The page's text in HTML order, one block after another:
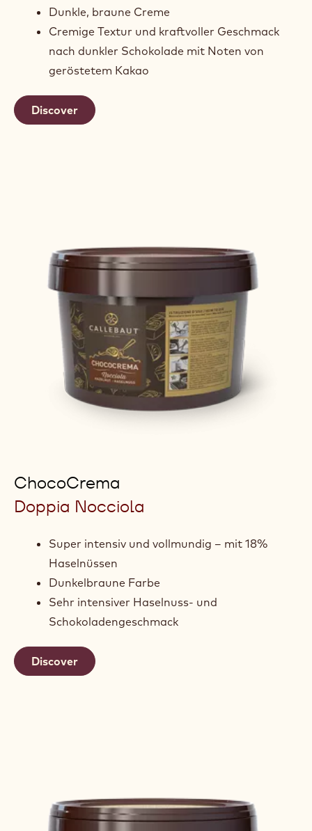
Dunkle, braune Creme
Cremige Textur und kraftvoller Geschmack
nach dunkler Schokolade mit Noten von
geröstetem Kakao
Discover
ChocoCrema
Doppia Nocciola
Super intensiv und vollmundig – mit 18%
Haselnüssen
Dunkelbraune Farbe
Sehr intensiver Haselnuss- und
Schokoladengeschmack
Discover